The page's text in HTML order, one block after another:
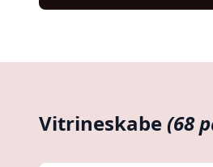
Vitrineskabe(68